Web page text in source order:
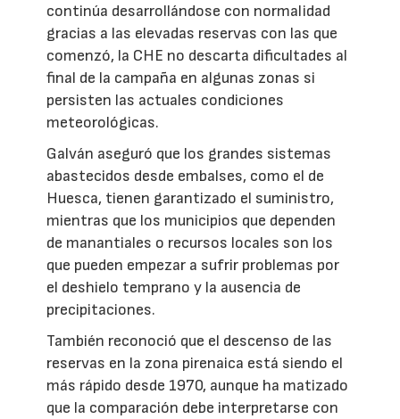
continúa desarrollándose con normalidad
gracias a las elevadas reservas con las que
comenzó, la CHE no descarta dificultades al
final de la campaña en algunas zonas si
persisten las actuales condiciones
meteorológicas.
Galván aseguró que los grandes sistemas
abastecidos desde embalses, como el de
Huesca, tienen garantizado el suministro,
mientras que los municipios que dependen
de manantiales o recursos locales son los
que pueden empezar a sufrir problemas por
el deshielo temprano y la ausencia de
precipitaciones.
También reconoció que el descenso de las
reservas en la zona pirenaica está siendo el
más rápido desde 1970, aunque ha matizado
que la comparación debe interpretarse con